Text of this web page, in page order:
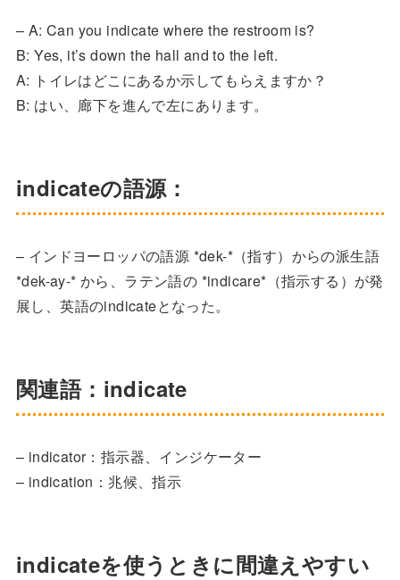
– A: Can you indicate where the restroom is?
B: Yes, it’s down the hall and to the left.
A: トイレはどこにあるか示してもらえますか？
B: はい、廊下を進んで左にあります。
indicateの語源：
– インドヨーロッパの語源 *dek-*（指す）からの派生語
*dek-ay-* から、ラテン語の *indicare*（指示する）が発
展し、英語のindicateとなった。
関連語：indicate
– indicator：指示器、インジケーター
– indication：兆候、指示
indicateを使うときに間違えやすい